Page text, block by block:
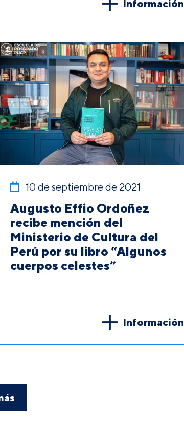
Información
10 de septiembre de 2021
Augusto Effio Ordoñez
recibe mención del
Ministerio de Cultura del
Perú por su libro “Algunos
cuerpos celestes”
Información